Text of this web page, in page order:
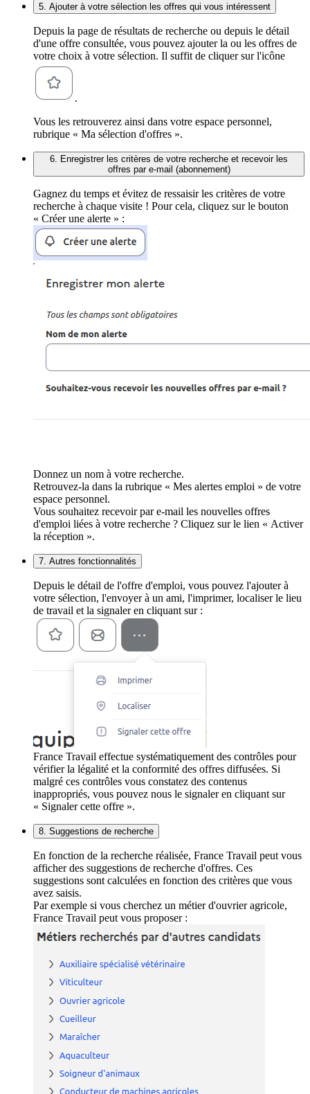
5. Ajouter à votre sélection les offres qui vous intéressent
Depuis la page de résultats de recherche ou depuis le détail
d'une offre consultée, vous pouvez ajouter la ou les offres de
votre choix à votre sélection. Il suffit de cliquer sur l'icône
.
Vous les retrouverez ainsi dans votre espace personnel,
rubrique « Ma sélection d'offres ».
6. Enregistrer les critères de votre recherche et recevoir les
offres par e-mail (abonnement)
Gagnez du temps et évitez de ressaisir les critères de votre
recherche à chaque visite ! Pour cela, cliquez sur le bouton
« Créer une alerte » :
Donnez un nom à votre recherche.
Retrouvez-la dans la rubrique « Mes alertes emploi » de votre
espace personnel.
Vous souhaitez recevoir par e-mail les nouvelles offres
d'emploi liées à votre recherche ? Cliquez sur le lien « Activer
la réception ».
7. Autres fonctionnalités
Depuis le détail de l'offre d'emploi, vous pouvez l'ajouter à
votre sélection, l'envoyer à un ami, l'imprimer, localiser le lieu
de travail et la signaler en cliquant sur :
France Travail effectue systématiquement des contrôles pour
vérifier la légalité et la conformité des offres diffusées. Si
malgré ces contrôles vous constatez des contenus
inappropriés, vous pouvez nous le signaler en cliquant sur
« Signaler cette offre ».
8. Suggestions de recherche
En fonction de la recherche réalisée, France Travail peut vous
afficher des suggestions de recherche d'offres. Ces
suggestions sont calculées en fonction des critères que vous
avez saisis.
Par exemple si vous cherchez un métier d'ouvrier agricole,
France Travail peut vous proposer :